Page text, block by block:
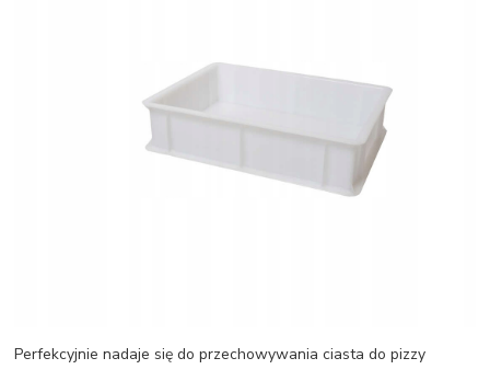
Perfekcyjnie nadaje się do przechowywania ciasta do pizzy